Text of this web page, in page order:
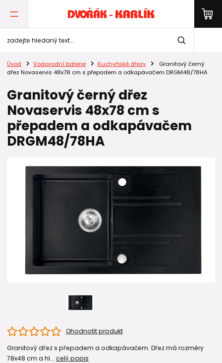
Úvod Vodovodní baterie Kuchyňské dřezy
Granitový černý
dřez Novaservis 48x78 cm s přepadem a odkapávačem DRGM48/78HA
Granitový černý dřez
Novaservis 48x78 cm s
přepadem a odkapávačem
DRGM48/78HA
Ohodnotit produkt
Granitový dřez s přepadem a odkapávačem. Dřez má rozměry
78x48 cm a hl... celý popis